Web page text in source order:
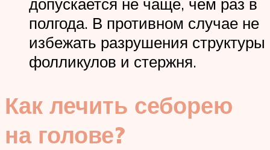
полгода. В противном случае не
избежать разрушения структуры
фолликулов и стержня.
Как лечить себорею
на голове?